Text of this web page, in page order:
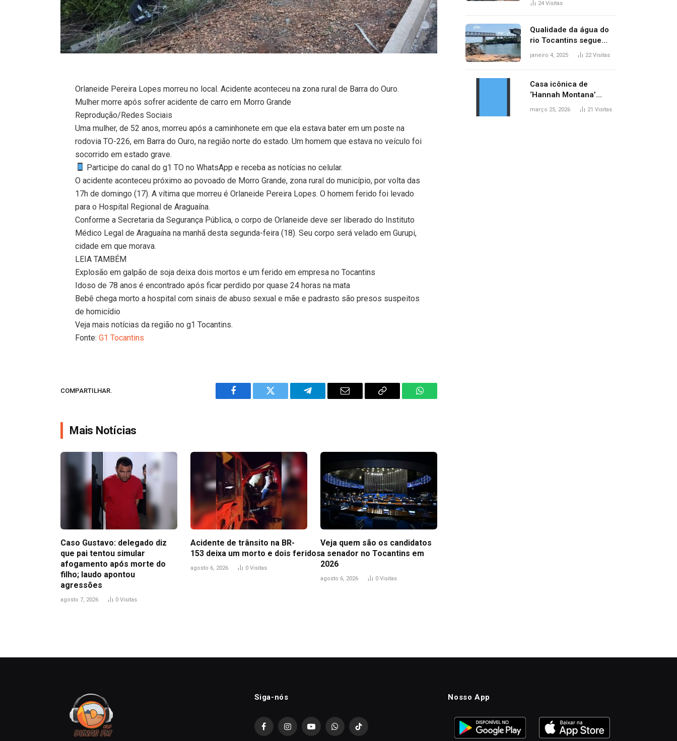
Orlaneide Pereira Lopes morreu no local. Acidente aconteceu na zona rural de Barra do Ouro.
Mulher morre após sofrer acidente de carro em Morro Grande
Reprodução/Redes Sociais
Uma mulher, de 52 anos, morreu após a caminhonete em que ela estava bater em um poste na
rodovia TO-226, em Barra do Ouro, na região norte do estado. Um homem que estava no veículo foi
socorrido em estado grave.
Participe do canal do g1 TO no WhatsApp e receba as notícias no celular.
O acidente aconteceu próximo ao povoado de Morro Grande, zona rural do município, por volta das
17h de domingo (17). A vítima que morreu é Orlaneide Pereira Lopes. O homem ferido foi levado
para o Hospital Regional de Araguaína.
Conforme a Secretaria da Segurança Pública, o corpo de Orlaneide deve ser liberado do Instituto
Médico Legal de Araguaína na manhã desta segunda-feira (18). Seu corpo será velado em Gurupi,
cidade em que morava.
LEIA TAMBÉM
Explosão em galpão de soja deixa dois mortos e um ferido em empresa no Tocantins
Idoso de 78 anos é encontrado após ficar perdido por quase 24 horas na mata
Bebê chega morto a hospital com sinais de abuso sexual e mãe e padrasto são presos suspeitos
de homicídio
Veja mais notícias da região no g1 Tocantins.
Fonte:G1 Tocantins
COMPARTILHAR.
Facebook Twitter Telegram Email
Copy
WhatsApp
Mais Notícias
Caso Gustavo: delegado diz
que pai tentou simular
afogamento após morte do
filho; laudo apontou
agressões
agosto 7, 2026 0 Visitas
Acidente de trânsito na BR-
153 deixa um morto e dois feridos
agosto 6, 2026 0 Visitas
Veja quem são os candidatos
a senador no Tocantins em
2026
agosto 6, 2026 0 Visitas
24 Visitas
Qualidade da água do
rio Tocantins segue
sem indicar alterações
afirma ANA
janeiro 4, 2025 22Visitas
Casa icônica de
‘Hannah Montana’
poderá ser alugada por
março 25, 2026 21 Visitas
Siga-nós
FacebookInstagramYouTubeWhatsAppTikTok
Nosso App